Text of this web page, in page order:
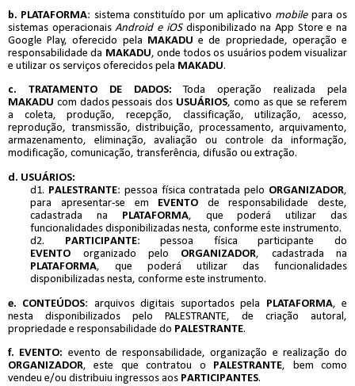
b. PLATAFORMA: sistema constituído por um aplicativo mobile para os
sistemas operacionaisAndroid e iOS disponibilizado na App Store e na
Google Play, oferecido pela MAKADU e de propriedade, operação e
responsabilidade da MAKADU, onde todos os usuários podem visualizar
e utilizar os serviços oferecidos pela MAKADU.
c. TRATAMENTO DE DADOS: Toda operação realizada pela
MAKADU com dados pessoais dos USUÁRIOS, como as que se referem
a coleta, produção, recepção, classificação, utilização, acesso,
reprodução, transmissão, distribuição, processamento, arquivamento,
armazenamento, eliminação, avaliação ou controle da informação,
modificação, comunicação, transferência, difusão ou extração.
d. USUÁRIOS:
d1. PALESTRANTE: pessoa física contratada pelo ORGANIZADOR,
para apresentar-se em
EVENTO de responsabilidade deste,
cadastrada na PLATAFORMA, que poderá utilizar das
funcionalidades disponibilizadas nesta, conforme este instrumento.
d2. PARTICIPANTE: pessoa física participante do
EVENTO organizado pelo ORGANIZADOR, cadastrada na
PLATAFORMA, que poderá utilizar das funcionalidades
disponibilizadas nesta, conforme este instrumento.
e. CONTEÚDOS: arquivos digitais suportados pela PLATAFORMA, e
nesta disponibilizados pelo PALESTRANTE, de criação autoral,
propriedade e responsabilidade do PALESTRANTE.
f. EVENTO: evento de responsabilidade, organização e realização do
ORGANIZADOR, este que contratou o PALESTRANTE, bem como
vendeu e/ou distribuiu ingressos aos PARTICIPANTES.